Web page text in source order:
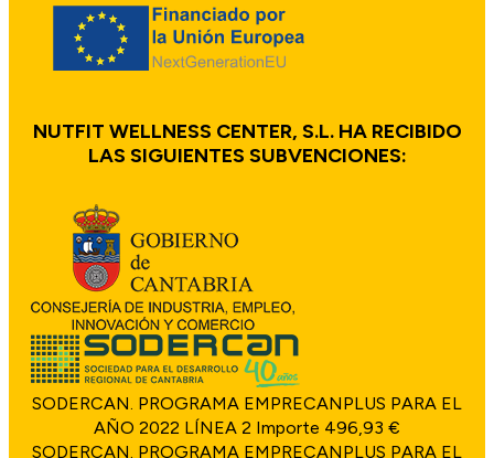
NUTFIT WELLNESS CENTER, S.L. HA RECIBIDO
LAS SIGUIENTES SUBVENCIONES:
SODERCAN. PROGRAMA EMPRECANPLUS PARA EL
AÑO 2022 LÍNEA 2 Importe 496,93 €
SODERCAN. PROGRAMA EMPRECANPLUS PARA EL